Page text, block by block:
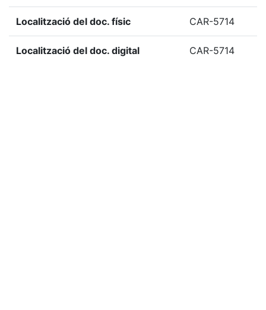
Localització del doc. físic CAR-5714
Localització del doc. digital CAR-5714